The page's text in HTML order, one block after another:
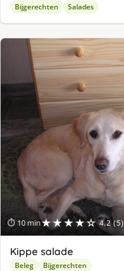
Bijgerechten Salades
⏱ 10 min★★★★☆ 4.2 (5)
Kippe salade
Beleg Bijgerechten